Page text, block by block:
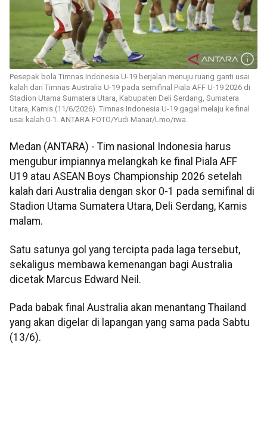
Pesepak bola Timnas Indonesia U-19 berjalan menuju ruang ganti usai
kalah dari Timnas Australia U-19 pada semifinal Piala AFF U-19 2026 di
Stadion Utama Sumatera Utara, Kabupaten Deli Serdang, Sumatera
Utara, Kamis (11/6/2026). Timnas Indonesia U-19 gagal melaju ke final
usai kalah 0-1. ANTARA FOTO/Yudi Manar/Lmo/rwa.
Medan (ANTARA) - Tim nasional Indonesia harus
mengubur impiannya melangkah ke final Piala AFF
U19 atau ASEAN Boys Championship 2026 setelah
kalah dari Australia dengan skor 0-1 pada semifinal di
Stadion Utama Sumatera Utara, Deli Serdang, Kamis
malam.
Satu satunya gol yang tercipta pada laga tersebut,
sekaligus membawa kemenangan bagi Australia
dicetak Marcus Edward Neil.
Pada babak final Australia akan menantang Thailand
yang akan digelar di lapangan yang sama pada Sabtu
(13/6).